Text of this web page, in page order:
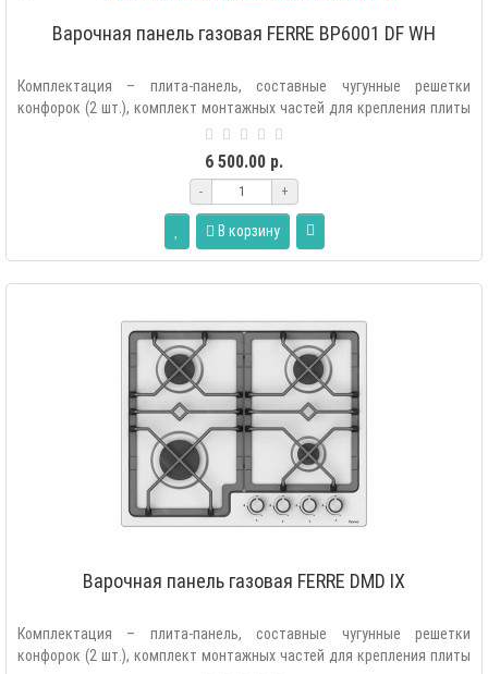
Варочная панель газовая FERRE BP6001 DF WH
Комплектация – плита-панель, составные чугунные решетки
конфорок (2 шт.), комплект монтажных частей для крепления плиты
6 500.00 р.
- +
В корзину
Варочная панель газовая FERRE DMD IX
Комплектация – плита-панель, составные чугунные решетки
конфорок (2 шт.), комплект монтажных частей для крепления плиты